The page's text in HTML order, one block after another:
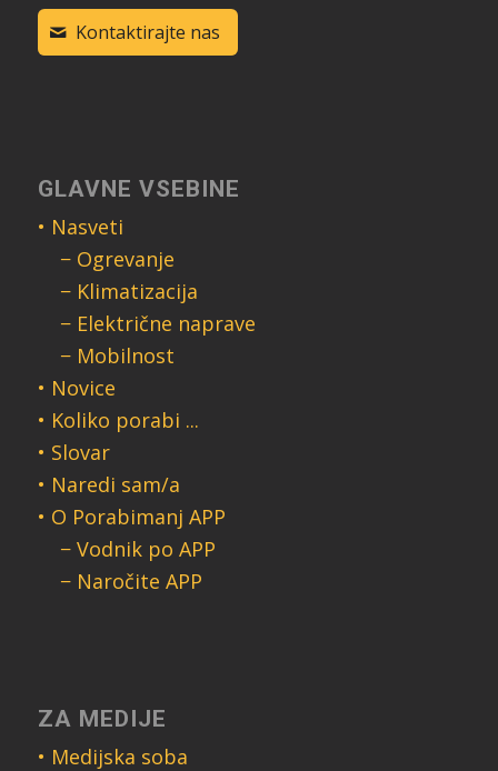
Kontaktirajte nas
GLAVNE VSEBINE
• Nasveti
− Ogrevanje
− Klimatizacija
− Električne naprave
− Mobilnost
• Novice
• Koliko porabi ...
• Slovar
• Naredi sam/a
• O Porabimanj APP
− Vodnik po APP
− Naročite APP
ZA MEDIJE
• Medijska soba